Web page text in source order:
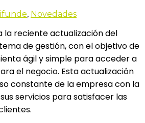
, Novedades
la reciente actualización del
de gestión, con el objetivo de
ágil y simple para acceder a
el negocio. Esta actualización
constante de la empresa con la
servicios para satisfacer las